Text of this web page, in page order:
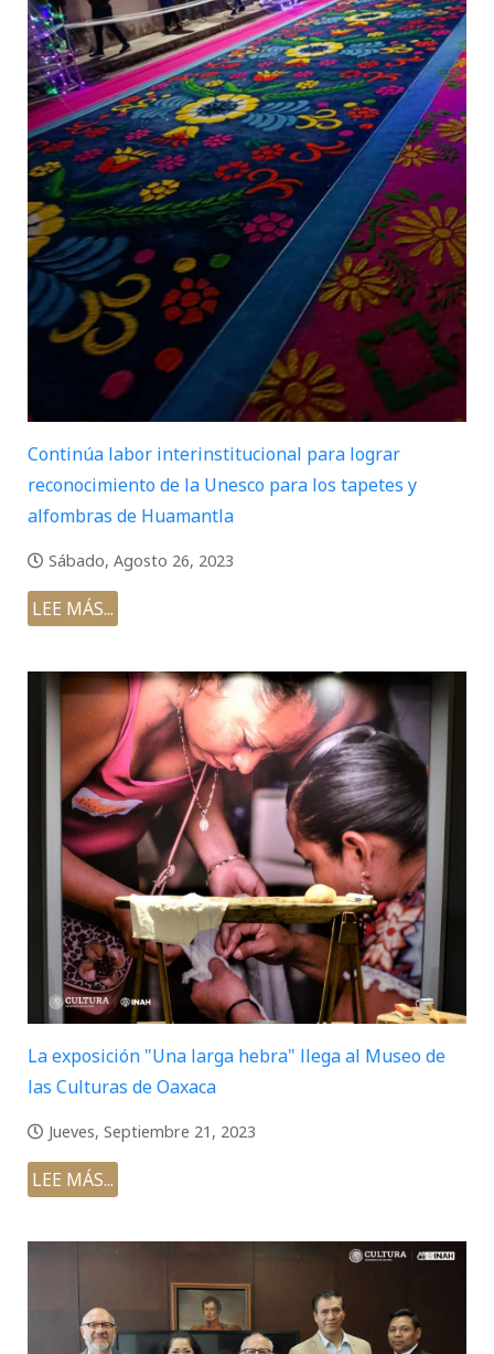
Continúa labor interinstitucional para lograr
reconocimiento de la Unesco para los tapetes y
alfombras de Huamantla
Sábado, Agosto 26, 2023
LEE MÁS...
La exposición "Una larga hebra" llega al Museo de
las Culturas de Oaxaca
Jueves, Septiembre 21, 2023
LEE MÁS...